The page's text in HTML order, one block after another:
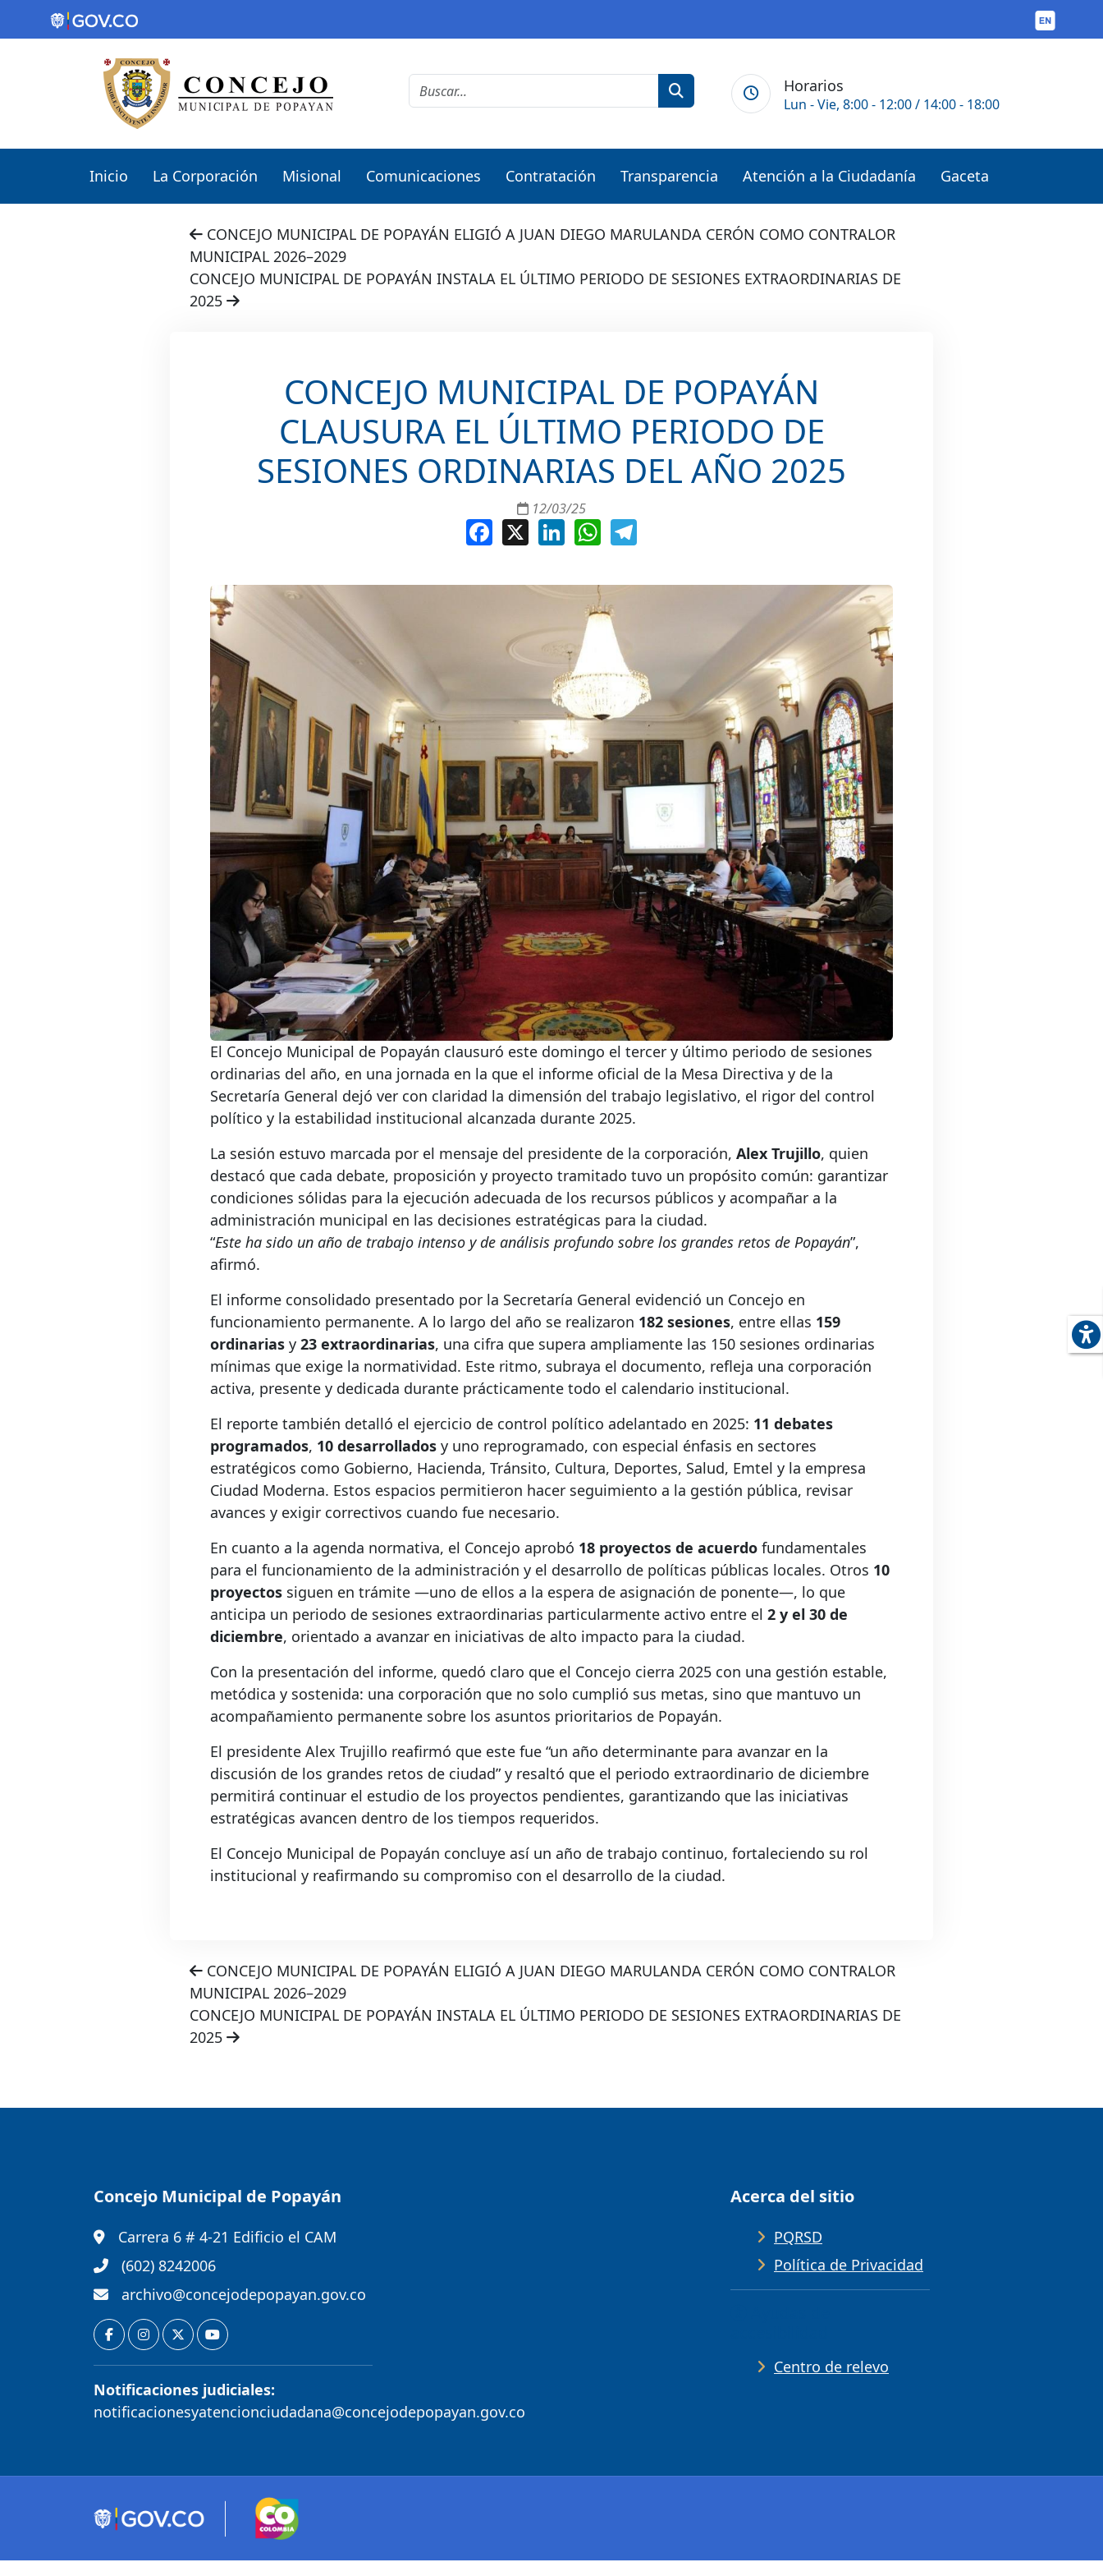
Horarios
Lun - Vie, 8:00 - 12:00 / 14:00 - 18:00
Inicio La Corporación Misional Comunicaciones Contratación Transparencia Atención a la Ciudadanía Gaceta
CONCEJO MUNICIPAL DE POPAYÁN ELIGIÓ A JUAN DIEGO MARULANDA CERÓN COMO CONTRALOR
MUNICIPAL 2026–2029
CONCEJO MUNICIPAL DE POPAYÁN INSTALA EL ÚLTIMO PERIODO DE SESIONES EXTRAORDINARIAS DE
2025
CONCEJO MUNICIPAL DE POPAYÁN
CLAUSURA EL ÚLTIMO PERIODO DE
SESIONES ORDINARIAS DEL AÑO 2025
12/03/25
Facebook LinkedInWhatsApp
El Concejo Municipal de Popayán clausuró este domingo el tercer y último periodo de sesiones
ordinarias del año, en una jornada en la que el informe oficial de la Mesa Directiva y de la
Secretaría General dejó ver con claridad la dimensión del trabajo legislativo, el rigor del control
político y la estabilidad institucional alcanzada durante 2025.
La sesión estuvo marcada por el mensaje del presidente de la corporación, Alex Trujillo, quien
destacó que cada debate, proposición y proyecto tramitado tuvo un propósito común: garantizar
condiciones sólidas para la ejecución adecuada de los recursos públicos y acompañar a la
administración municipal en las decisiones estratégicas para la ciudad.
“Este ha sido un año de trabajo intenso y de análisis profundo sobre los grandes retos de Popayán”,
afirmó.
El informe consolidado presentado por la Secretaría General evidenció un Concejo en
funcionamiento permanente. A lo largo del año se realizaron 182 sesiones, entre ellas 159
ordinarias y 23 extraordinarias, una cifra que supera ampliamente las 150 sesiones ordinarias
mínimas que exige la normatividad. Este ritmo, subraya el documento, refleja una corporación
activa, presente y dedicada durante prácticamente todo el calendario institucional.
El reporte también detalló el ejercicio de control político adelantado en 2025: 11 debates
programados, 10 desarrollados y uno reprogramado, con especial énfasis en sectores
estratégicos como Gobierno, Hacienda, Tránsito, Cultura, Deportes, Salud, Emtel y la empresa
Ciudad Moderna. Estos espacios permitieron hacer seguimiento a la gestión pública, revisar
avances y exigir correctivos cuando fue necesario.
En cuanto a la agenda normativa, el Concejo aprobó 18 proyectos de acuerdo fundamentales
para el funcionamiento de la administración y el desarrollo de políticas públicas locales. Otros 10
proyectos siguen en trámite —uno de ellos a la espera de asignación de ponente—, lo que
anticipa un periodo de sesiones extraordinarias particularmente activo entre el 2 y el 30 de
diciembre, orientado a avanzar en iniciativas de alto impacto para la ciudad.
Con la presentación del informe, quedó claro que el Concejo cierra 2025 con una gestión estable,
metódica y sostenida: una corporación que no solo cumplió sus metas, sino que mantuvo un
acompañamiento permanente sobre los asuntos prioritarios de Popayán.
El presidente Alex Trujillo reafirmó que este fue “un año determinante para avanzar en la
discusión de los grandes retos de ciudad” y resaltó que el periodo extraordinario de diciembre
permitirá continuar el estudio de los proyectos pendientes, garantizando que las iniciativas
estratégicas avancen dentro de los tiempos requeridos.
El Concejo Municipal de Popayán concluye así un año de trabajo continuo, fortaleciendo su rol
institucional y reafirmando su compromiso con el desarrollo de la ciudad.
CONCEJO MUNICIPAL DE POPAYÁN ELIGIÓ A JUAN DIEGO MARULANDA CERÓN COMO CONTRALOR
MUNICIPAL 2026–2029
CONCEJO MUNICIPAL DE POPAYÁN INSTALA EL ÚLTIMO PERIODO DE SESIONES EXTRAORDINARIAS DE
2025
Concejo Municipal de Popayán
Carrera 6 # 4-21 Edificio el CAM
(602) 8242006
archivo@concejodepopayan.gov.co
Notificaciones judiciales:
notificacionesyatencionciudadana@concejodepopayan.gov.co
Acerca del sitio
PQRSD
Política de Privacidad
Centro de relevo